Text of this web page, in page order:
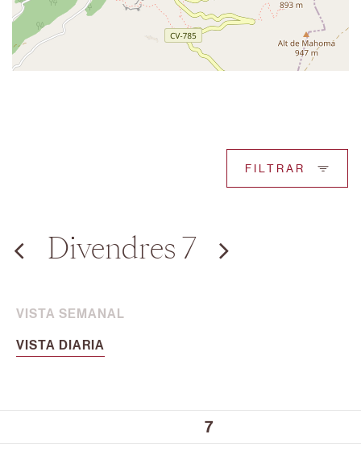
FILTRAR
Divendres 7
VISTA SEMANAL
VISTA DIARIA
7